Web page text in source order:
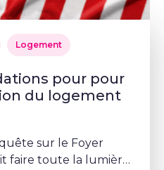
Logement
pour pour
du logement
sur le Foyer
faire toute la lumière